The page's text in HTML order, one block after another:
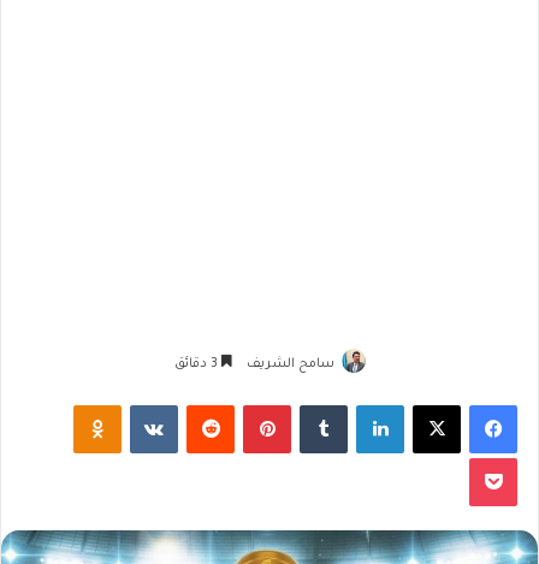
سامح الشريف
فيسبوك لينكدإن بينتيريست